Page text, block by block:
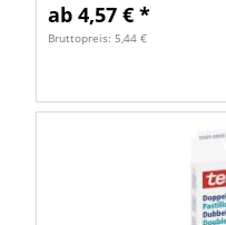
ab 4,57 € *
Bruttopreis: 5,44 €